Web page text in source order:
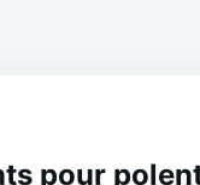
pour